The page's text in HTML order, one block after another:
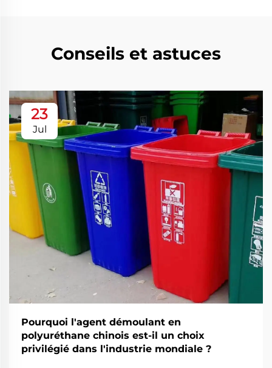
Conseils et astuces
23
Jul
Pourquoi l'agent démoulant en
polyuréthane chinois est-il un choix
privilégié dans l'industrie mondiale ?